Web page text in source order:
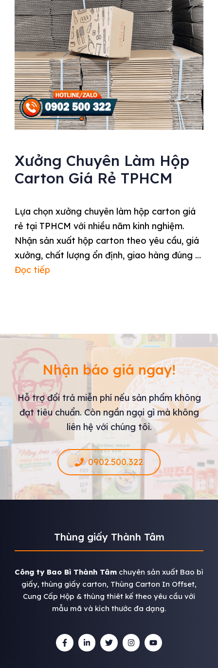
Xưởng Chuyên Làm Hộp
Carton Giá Rẻ TPHCM
Lựa chọn xưởng chuyên làm hộp carton giá
rẻ tại TPHCM với nhiều năm kinh nghiệm.
Nhận sản xuất hộp carton theo yêu cầu, giá
xưởng, chất lượng ổn định, giao hàng đúng …
Đọc tiếp
Nhận báo giá ngay!
Hỗ trợ đổi trả miễn phí nếu sản phẩm không
đạt tiêu chuẩn. Còn ngần ngại gì mà không
liên hệ với chúng tôi.
0902.500.322
Thùng giấy Thành Tâm
Công ty Bao Bì Thành Tâm chuyên sản xuất Bao bì
giấy, thùng giấy carton, Thùng Carton In Offset,
Cung Cấp Hộp & thùng thiêt kế theo yêu cầu với
mẫu mã và kích thước đa dạng.